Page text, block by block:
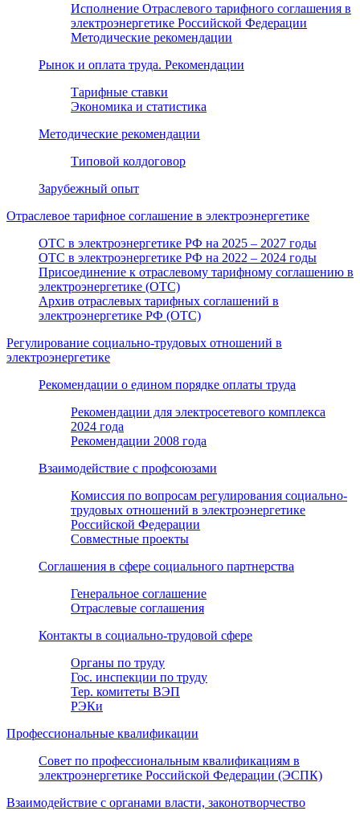
Исполнение Отраслевого тарифного соглашения в
электроэнергетике Российской Федерации
Методические рекомендации
Рынок и оплата труда. Рекомендации
Тарифные ставки
Экономика и статистика
Методические рекомендации
Типовой колдоговор
Зарубежный опыт
Отраслевое тарифное соглашение в электроэнергетике
ОТС в электроэнергетике РФ на 2025 – 2027 годы
ОТС в электроэнергетике РФ на 2022 – 2024 годы
Присоединение к отраслевому тарифному соглашению в
электроэнергетике (ОТС)
Архив отраслевых тарифных соглашений в
электроэнергетике РФ (ОТС)
Регулирование социально-трудовых отношений в
электроэнергетике
Рекомендации о едином порядке оплаты труда
Рекомендации для электросетевого комплекса
2024 года
Рекомендации 2008 года
Взаимодействие с профсоюзами
Комиссия по вопросам регулирования социально-
трудовых отношений в электроэнергетике
Российской Федерации
Совместные проекты
Соглашения в сфере социального партнерства
Генеральное соглашение
Отраслевые соглашения
Контакты в социально-трудовой сфере
Органы по труду
Гос. инспекции по труду
Тер. комитеты ВЭП
РЭКи
Профессиональные квалификации
Совет по профессиональным квалификациям в
электроэнергетике Российской Федерации (ЭСПК)
Взаимодействие с органами власти, законотворчество